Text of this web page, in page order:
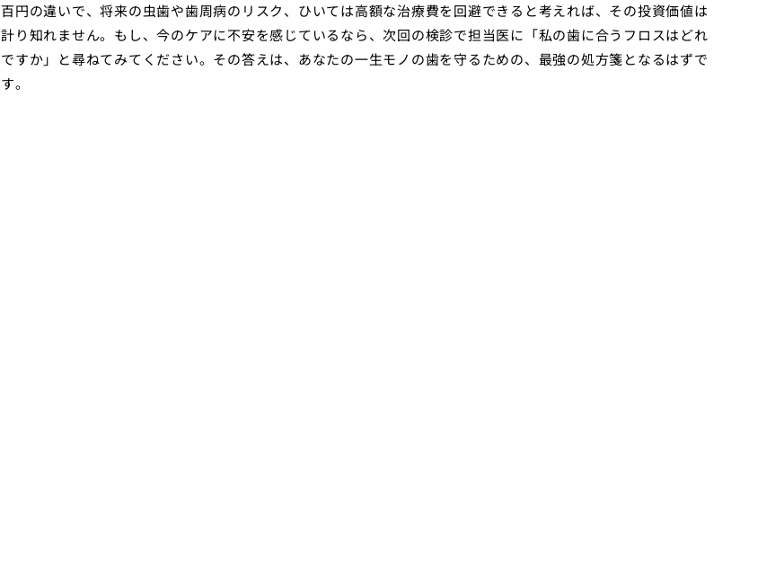
百円の違いで、将来の虫歯や歯周病のリスク、ひいては高額な治療費を回避できると考えれば、その投資価値は
計り知れません。もし、今のケアに不安を感じているなら、次回の検診で担当医に「私の歯に合うフロスはどれ
ですか」と尋ねてみてください。その答えは、あなたの一生モノの歯を守るための、最強の処方箋となるはずで
す。